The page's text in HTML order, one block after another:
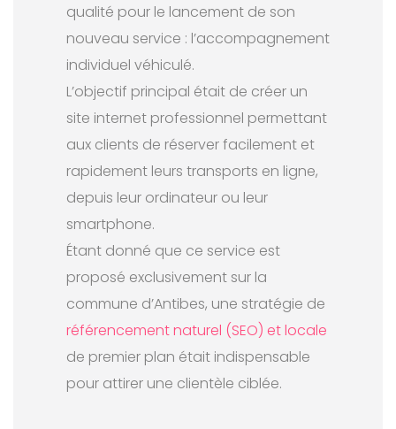
qualité pour le lancement de son
nouveau service : l’accompagnement
individuel véhiculé.
L’objectif principal était de créer un
site internet professionnel permettant
aux clients de réserver facilement et
rapidement leurs transports en ligne,
depuis leur ordinateur ou leur
smartphone.
Étant donné que ce service est
proposé exclusivement sur la
commune d’Antibes, une stratégie de
référencement naturel (SEO) et locale
de premier plan était indispensable
pour attirer une clientèle ciblée.